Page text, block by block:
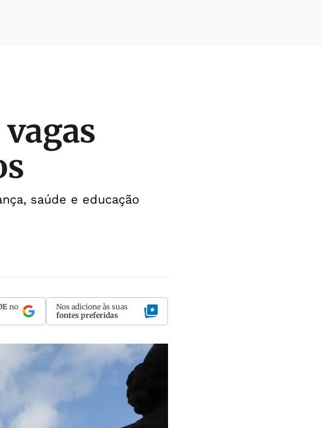
saúde e educação
no
Nos adicione às suas
fontes preferidas